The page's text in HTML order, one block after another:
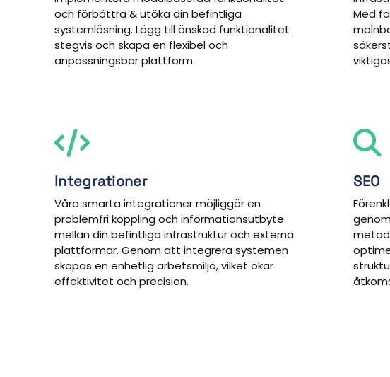
och förbättra & utöka din befintliga
systemlösning. Lägg till önskad funktionalitet
stegvis och skapa en flexibel och
anpassningsbar plattform.
Med
Integrationer
Våra smarta integrationer möjliggör en
problemfri koppling och informationsutbyte
mellan din befintliga infrastruktur och externa
plattformar. Genom att integrera systemen
skapas en enhetlig arbetsmiljö, vilket ökar
effektivitet och precision.
SEO